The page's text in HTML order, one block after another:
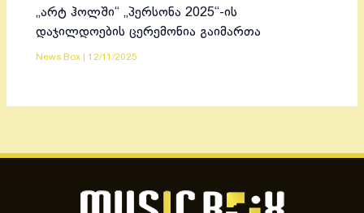
„არტ ჰოლში“ „პერსონა 2025“-ის
დაჯილდოების ცერემონია გაიმართა
News Box |12/11/2025